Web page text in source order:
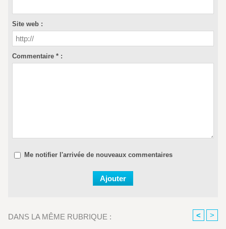
Site web :
Commentaire * :
Me notifier l'arrivée de nouveaux commentaires
DANS LA MÊME RUBRIQUE : < >